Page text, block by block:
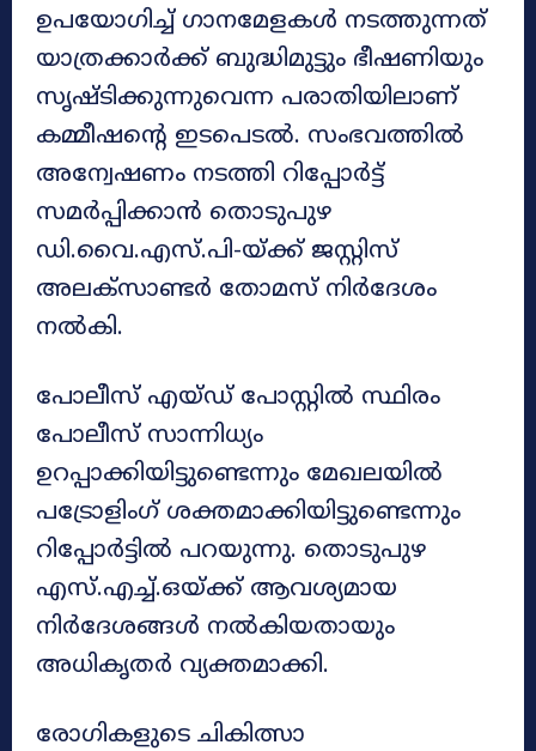
ഉപയോഗിച്ച് ഗാനമേളകൾ നടത്തുന്നത്
യാത്രക്കാർക്ക് ബുദ്ധിമുട്ടും ഭീഷണിയും
സൃഷ്ടിക്കുന്നുവെന്ന പരാതിയിലാണ്
കമ്മീഷന്റെ ഇടപെടൽ. സംഭവത്തിൽ
അന്വേഷണം നടത്തി റിപ്പോർട്ട്
സമർപ്പിക്കാൻ തൊടുപുഴ
ഡി.വൈ.എസ്.പി-യ്ക്ക് ജസ്റ്റിസ്
അലക്സാണ്ടർ തോമസ് നിർദേശം
നൽകി.
പോലീസ് എയ്ഡ് പോസ്റ്റിൽ സ്ഥിരം
പോലീസ് സാന്നിധ്യം
ഉറപ്പാക്കിയിട്ടുണ്ടെന്നും മേഖലയിൽ
പട്രോളിംഗ് ശക്തമാക്കിയിട്ടുണ്ടെന്നും
റിപ്പോർട്ടിൽ പറയുന്നു. തൊടുപുഴ
എസ്.എച്ച്.ഒയ്ക്ക് ആവശ്യമായ
നിർദേശങ്ങൾ നൽകിയതായും
അധികൃതർ വ്യക്തമാക്കി.
രോഗികളുടെ ചികിത്സാ